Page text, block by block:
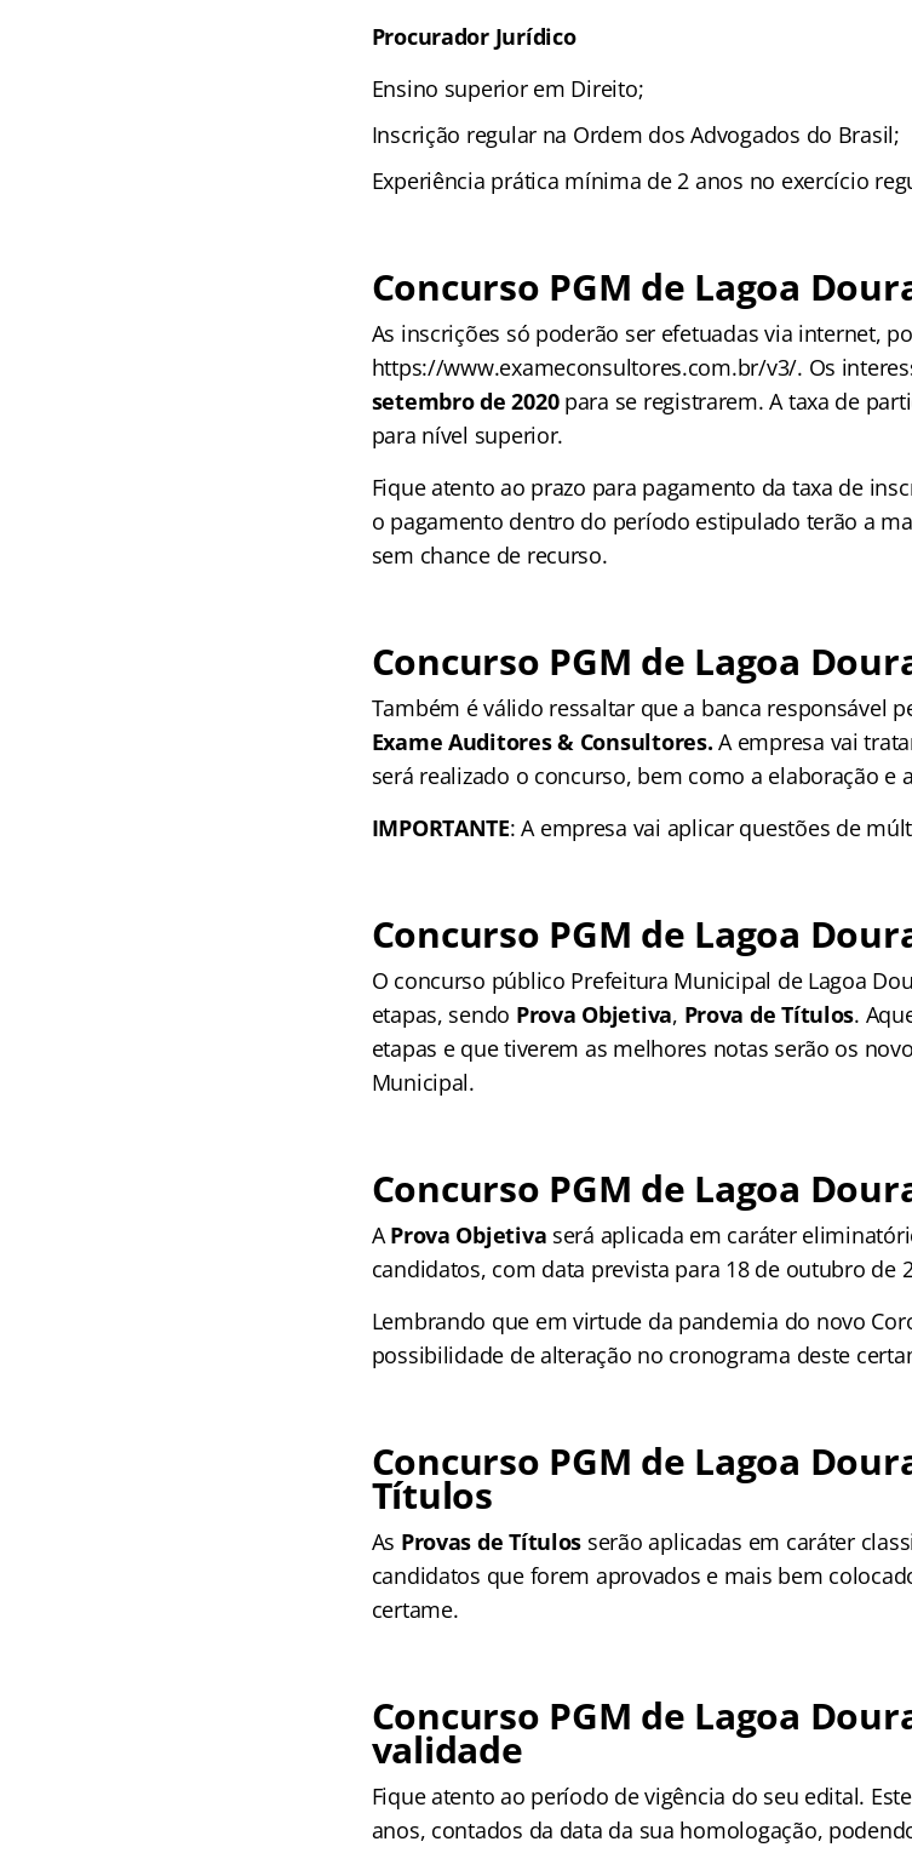
Procurador Jurídico
Ensino superior em Direito;
Inscrição regular na Ordem dos Advogados do Brasil;
Experiência prática mínima de 2 anos no exercício
Concurso PGM de Lagoa
As inscrições só poderão ser efetuadas via internet,
https://www.exameconsultores.com.br/v3/. Os
setembro de 2020 para se registrarem. A taxa de
para nível superior.
Fique atento ao prazo para pagamento da taxa de
o pagamento dentro do período estipulado terão a
sem chance de recurso.
Concurso PGM de Lagoa
Também é válido ressaltar que a banca responsável
Exame Auditores & Consultores. A empresa vai
será realizado o concurso, bem como a elaboração e
IMPORTANTE: A empresa vai aplicar questões de
Concurso PGM de Lagoa
O concurso público Prefeitura Municipal de Lagoa
etapas, sendo Prova Objetiva, Prova de Títulos.
etapas e que tiverem as melhores notas serão os
Municipal.
Concurso PGM de Lagoa
AProva Objetiva será aplicada em caráter
candidatos, com data prevista para 18 de outubro de
Lembrando que em virtude da pandemia do novo
possibilidade de alteração no cronograma deste
Concurso PGM de Lagoa
Títulos
As Provas de Títulos serão aplicadas em caráter
candidatos que forem aprovados e mais bem
certame.
Concurso PGM de Lagoa
validade
Fique atento ao período de vigência do seu edital.
anos, contados da data da sua homologação,